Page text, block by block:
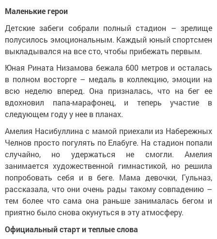
Маленькие герои
Детские забеги собрали полный стадион – зрелище
полусилось эмоциональным. Каждый юный спортсмен
выкладывался на все сто, чтобы прибежать первым.
Юная Рината Низамова бежала 600 метров и осталась
в полном восторге – медаль в коллекцию, эмоции на
всю неделю вперед. Она призналась, что на бег ее
вдохновил папа-марафонец, и теперь участие в
следующем году у нее в планах.
Амелия Насибуллина с мамой приехали из Набережных
Челнов просто погулять по Елабуге. На стадион попали
случайно, но удержаться не смогли. Амелия
занимается художественной гимнастикой, но решила
попробовать себя и в беге. Мама девочки, Гульназ,
рассказала, что они очень рады такому совпадению –
тем более что сама она раньше занималась бегом и
приятно было снова окунуться в эту атмосферу.
Официальный старт и теплые слова